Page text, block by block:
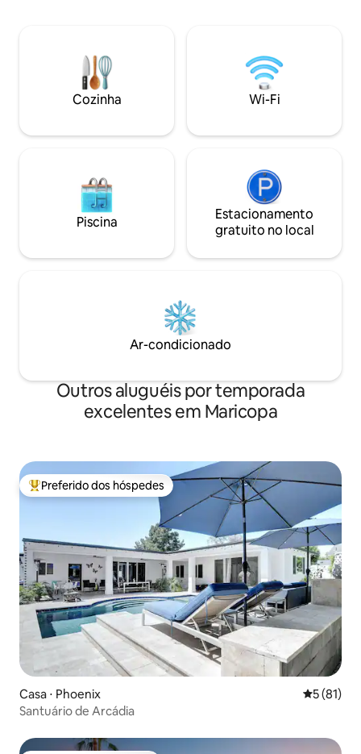
porta. Perfeito para famílias, casais ou
grupos que procuram uma experiência
de deserto refinada e relaxante. Self
check-in. Wi-Fi de alta velocidade. Não
estimação/fumar. Bem-vindo ao seu
completo no
conveniente, a
carro do
de Tempe e
Cozinha Wi-Fi
Piscina
Estacionamento
gratuito no local
Ar-condicionado
Outros aluguéis por temporada
excelentes em Maricopa
Entre os melhores preferidos dos hóspedes
Preferido dos hóspedes
Casa ⋅ Phoenix 5 de uma
5 (81)
Santuário de Arcádia